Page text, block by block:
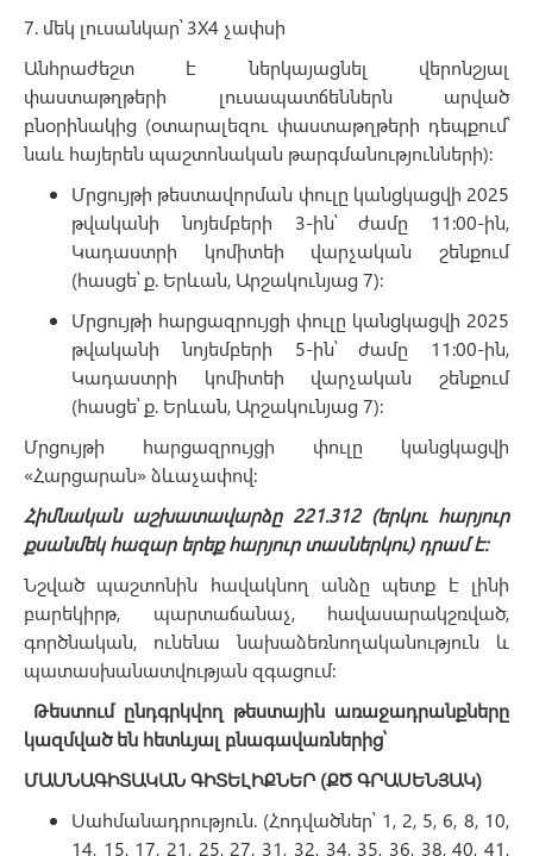
7. մեկ լուսանկար՝ 3X4 չափսի
Անհրաժեշտ է ներկայացնել վերոնշյալ
փաստաթղթերի լուսապատճեններն արված
բնօրինակից (օտարալեզու փաստաթղթերի դեպքում՝
նաև հայերեն պաշտոնական թարգմանությունների)։
Մրցույթի թեստավորման փուլը կանցկացվի 2025
թվականի նոյեմբերի 3-ին՝ ժամը 11:00-ին,
Կադաստրի կոմիտեի վարչական շենքում
(հասցե՝ ք. Երևան, Արշակունյաց 7):
Մրցույթի հարցազրույցի փուլը կանցկացվի 2025
թվականի նոյեմբերի 5-ին՝ ժամը 11:00-ին,
Կադաստրի կոմիտեի վարչական շենքում
(հասցե՝ ք. Երևան, Արշակունյաց 7):
Մրցույթի հարցազրույցի փուլը կանցկացվի
«Հարցարան» ձևաչափով:
Հիմնական աշխատավարձը 221.312 (երկու հարյուր
քսանմեկ հազար երեք հարյուր տասներկու) դրամ է:
Նշված պաշտոնին հավակնող անձը պետք է լինի
բարեկիրթ, պարտաճանաչ, հավասարակշռված,
գործնական, ունենա նախաձեռնողականություն և
պատասխանատվության զգացում:
Թեստում ընդգրկվող թեստային առաջադրանքները
կազմված են հետևյալ բնագավառներից՝
ՄԱՍՆԱԳԻՏԱԿԱՆ ԳԻՏԵԼԻՔՆԵՐ (ՔԾ ԳՐԱՍԵՆՅԱԿ)
Սահմանադրություն. (Հոդվածներ՝ 1, 2, 5, 6, 8, 10,
14, 15, 17, 21, 25, 27, 31, 32, 34, 35, 36, 38, 40, 41,